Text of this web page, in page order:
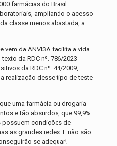
farmácias do Brasil
ampliando o acesso
classe menos abastada, a
vem da ANVISA facilita a vida
da RDC nº. 786/2023
da RDC nº. 44/2009,
realização desse tipo de teste
uma farmácia ou drogaria
e tão absurdos, que 99,9%
possuem condições de
as grandes redes. E não são
se adequar!